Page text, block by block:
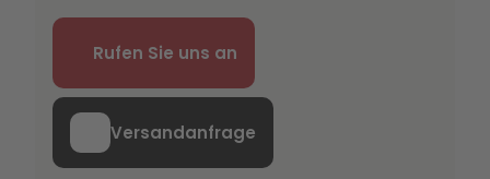
Rufen Sie uns an
Versandanfrage